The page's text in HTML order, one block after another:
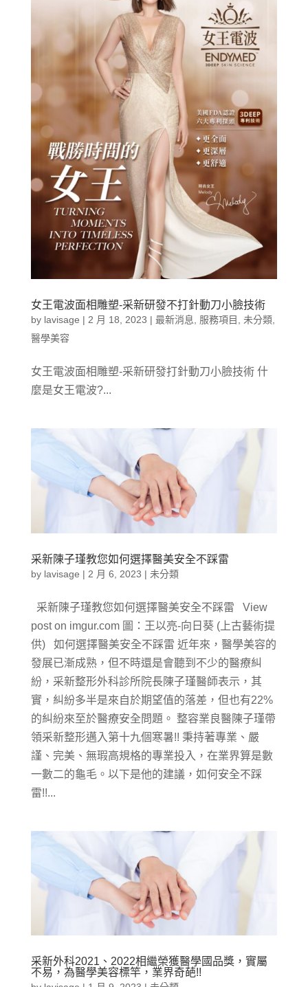
女王電波面相雕塑-采新研發不打針動刀小臉技術
by lavisage | 2 月 18, 2023 | 最新消息, 服務項目 , 未分類,
醫學美容
女王電波面相雕塑­-采新研發打針動刀小臉技術 什
麼是女王電波?...
采新陳子瑾教您如何選擇醫美安全不踩雷
by lavisage | 2 月 6, 2023 | 未分類
采新陳子瑾教您如何選擇醫美安全不踩雷 View
post on imgur.com 圖：王以亮-向日葵 (上古藝術提
供) 如何選擇醫美安全不踩雷 近年來，醫學美容的
發展已漸成熟，但不時還是會聽到不少的醫療糾
紛，采新整形外科診所院長陳子瑾醫師表示，其
實，糾紛多半是來自於期望值的落差，但也有22%
的糾紛來至於醫療安全問題。 整容業良醫陳子瑾帶
領采新整形邁入第十九個寒暑!! 秉持著專業、嚴
謹、完美、無瑕高規格的專業投入，在業界算是數
一數二的龜毛。以下是他的建議，如何安全不踩
雷!!...
采新外科2021、2022相繼榮獲醫學國品獎，實屬
不易，為醫學美容標竿，業界奇葩!!